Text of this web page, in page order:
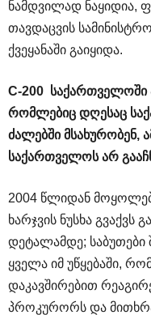
ნამდვილად ნაყიდია,
თავდაცვის
ქვეყანაში გაიყიდა.
C-200 საქართველოში
რომლებიც დღესაც
ძალებში მსახურობენ,
საქართველოს არ
2004 წლიდან
ხარჯვის ნუსხა გვაქვს
დეტალამდე; საბუთები
ყველა იმ უწყებაში,
დაკავშირებით
პროკურორს და